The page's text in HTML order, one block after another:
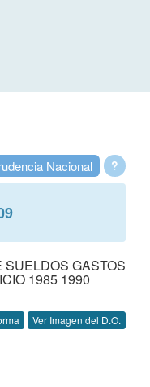
?
Nacional
GASTOS
1985 1990
Ver Imagen del D.O.